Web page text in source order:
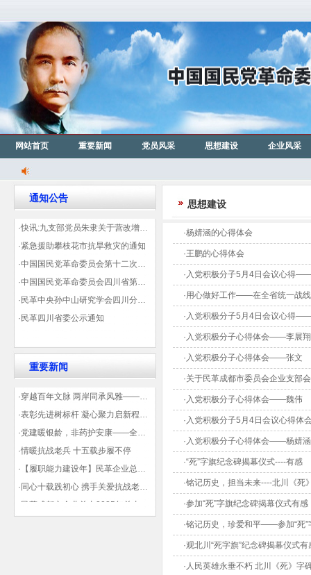
网站首页 重要新闻 党员风采 思想建设 企业风采
通知公告
·快讯:九支部党员朱隶关于营改增信息宣传力度的建议那篇已被省政协采用
·紧急援助攀枝花市抗旱救灾的通知
·中国国民党革命委员会第十二次全国代表大会代表登记表（下载）
·中国国民党革命委员会四川省第十一次代表大会代表登记表（下载）
·民革中央孙中山研究学会四川分会领导机构及成员名单
·民革四川省委公示通知
重要新闻
·穿越百年文脉 两岸同承风雅——民革四川省委会“中山天府大讲堂”第三讲在蓉举办
·表彰先进树标杆 凝心聚力启新程——民革企业总支部参加2025年度先进表彰大会有感
·党建暖银龄，非药护安康——全球健康公益大讲堂温情纪实
·情暖抗战老兵 十五载步履不停
·【履职能力建设年】民革企业总支部联合多地民革基层组织发起“夏日送清凉”活动 致敬“乡镇美容师”
·同心十载践初心 携手关爱抗战老兵——民革企业总支部 十年帮扶抗战老兵工作纪实
思想建设
·杨婧涵的心得体会
·王鹏的心得体会
·入党积极分子5月4日会议心得
·用心做好工作——在全省统一战
·入党积极分子5月4日会议心得
·入党积极分子心得体会——李展翔
·入党积极分子心得体会——张文
·关于民革成都市委员会企业支
·入党积极分子心得体会——魏伟
·入党积极分子5月4日会议心得
·入党积极分子心得体会——杨婧涵
·“死”字旗纪念碑揭幕仪式----有感
·铭记历史，担当未来----北川《死
·参加“死”字旗纪念碑揭幕仪式有感
·铭记历史，珍爱和平——参加“死
·观北川“死字旗”纪念碑揭幕仪式有
·人民英雄永垂不朽 北川《死》字